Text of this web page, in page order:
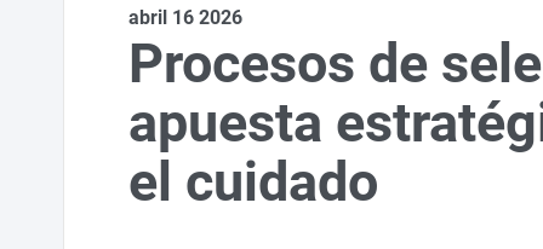
abril 16 2026
Procesos de
apuesta
el cuidado